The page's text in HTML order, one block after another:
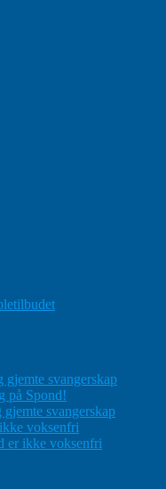
gjemte svangerskap
på Spond!
gjemte svangerskap
voksenfri
er ikke voksenfri